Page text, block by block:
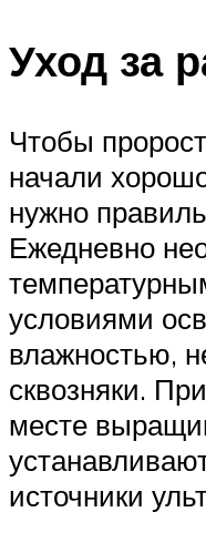
Уход за
Чтобы
начали
нужно
Ежедневно
условиями
влажностью,
сквозняки.
месте
источники